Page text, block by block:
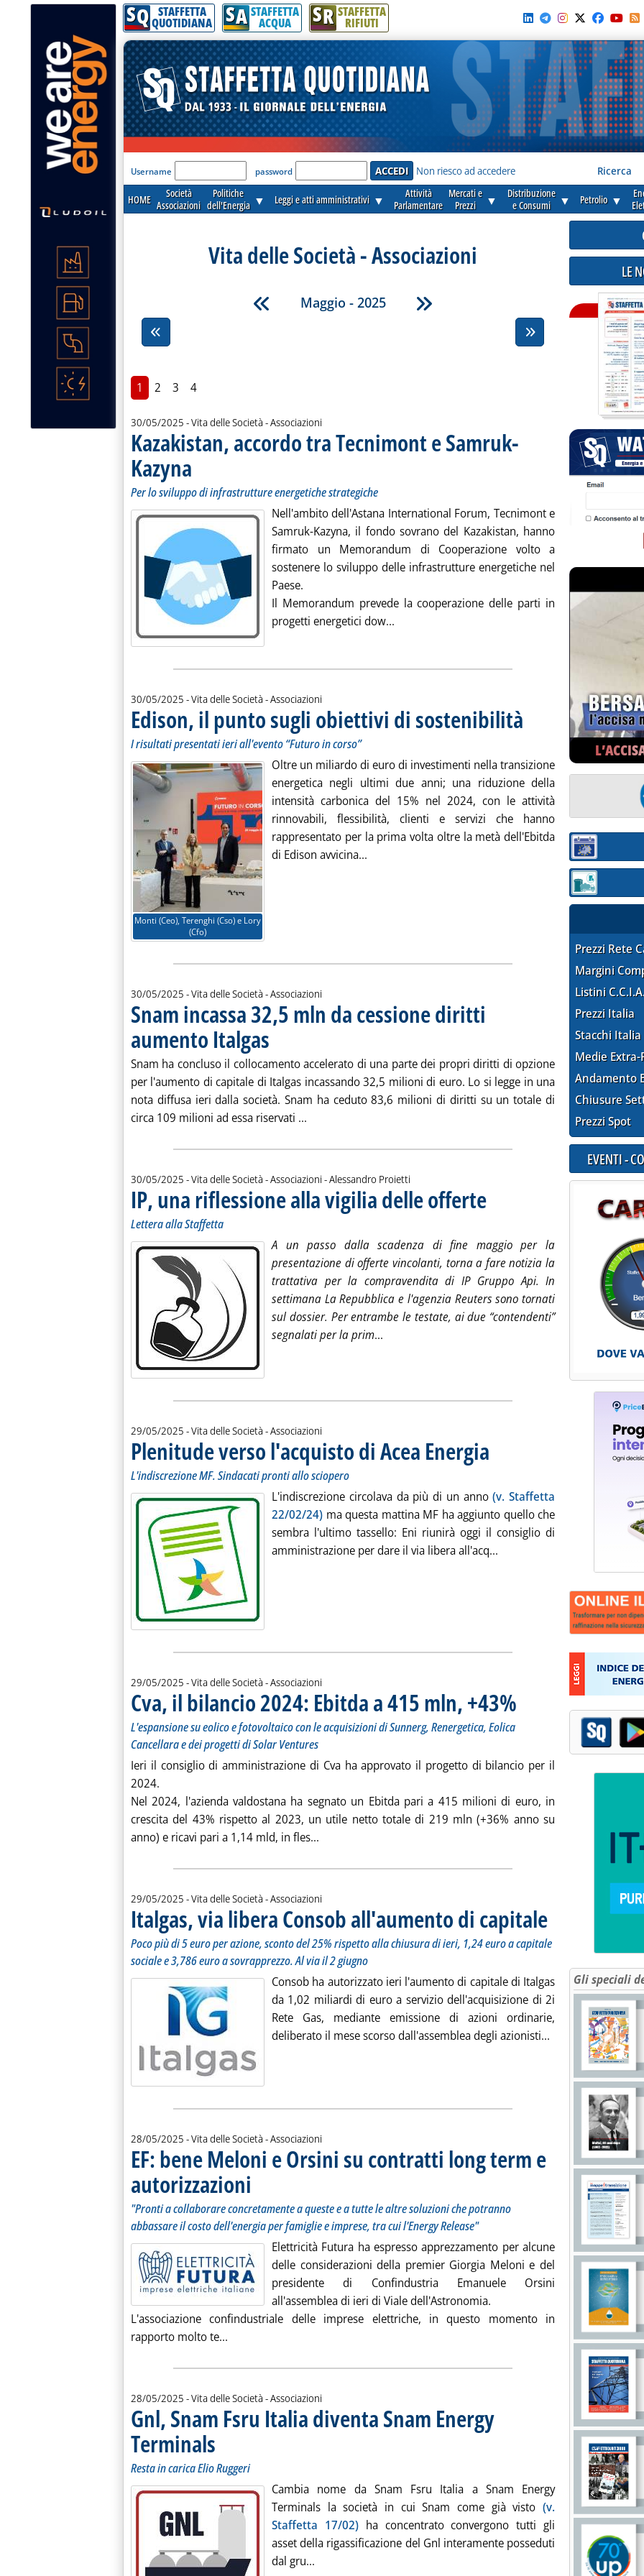
SQ STAFFETTA
QUOTIDIANA SA STAFFETTA
ACQUA SR STAFFETTA
RIFIUTI
'Modulo Login per accedere'
Username password Non riesco ad accedere Ricerca
HOME
Società
Associazioni
Politiche
dell'Energia ▼ Leggi e atti amministrativi ▼
Attività
Parlamentare
Mercati e
Prezzi
▼
Distribuzione
e Consumi
▼ Petrolio ▼
Vita delle Società - Associazioni
Maggio - 2025
1 2 3 4
30/05/2025 - Vita delle Società - Associazioni
Kazakistan, accordo tra Tecnimont e Samruk-
Kazyna
Per lo sviluppo di infrastrutture energetiche strategiche
Nell'ambito dell'Astana International Forum, Tecnimont e
Samruk-Kazyna, il fondo sovrano del Kazakistan, hanno
firmato un Memorandum di Cooperazione volto a
sostenere lo sviluppo delle infrastrutture energetiche nel
Paese.
Il Memorandum prevede la cooperazione delle parti in
progetti energetici dow... Leggi tutta la notizia: 'Kazakistan, accordo tra
30/05/2025 - Vita delle Società - Associazioni
Edison, il punto sugli obiettivi di sostenibilità . Sottotitolo: I risultati presentati
. Pubblicata venerdì 30 maggio
I risultati presentati ieri all'evento “Futuro in corso”
Monti (Ceo), Terenghi (Cso) e Lory
(Cfo)
Oltre un miliardo di euro di investimenti nella transizione
energetica negli ultimi due anni; una riduzione della
intensità carbonica del 15% nel 2024, con le attività
rinnovabili, flessibilità, clienti e servizi che hanno
rappresentato per la prima volta oltre la metà dell'Ebitda
di Edison avvicina... Leggi tutta la notizia: 'Edison, il punto sugli obiettivi
30/05/2025 - Vita delle Società - Associazioni
Snam incassa 32,5 mln da cessione diritti
aumento Italgas
Snam ha concluso il collocamento accelerato di una parte dei propri diritti di opzione
per l'aumento di capitale di Italgas incassando 32,5 milioni di euro. Lo si legge in una
nota diffusa ieri dalla società. Snam ha ceduto 83,6 milioni di diritti su un totale di
circa 109 milioni ad essa riservati ... Leggi tutta la notizia: 'Snam incassa 32,5 mln da cessione diritti
30/05/2025 - Vita delle Società - Associazioni -di:
Alessandro Proietti
IP, una riflessione alla vigilia delle offerte
Lettera alla Staffetta
A un passo dalla scadenza di fine maggio per la
presentazione di offerte vincolanti, torna a fare notizia la
trattativa per la compravendita di IP Gruppo Api. In
settimana La Repubblica e l'agenzia Reuters sono tornati
sul dossier. Per entrambe le testate, ai due “contendenti”
segnalati per la prim... Leggi tutta la notizia: 'IP, una riflessione alla
29/05/2025 - Vita delle Società - Associazioni
Plenitude verso l'acquisto di Acea Energia . Sottotitolo: L'indiscrezione MF. Sindacati
. Pubblicata giovedì 29 maggio 2025 alle
L'indiscrezione MF. Sindacati pronti allo sciopero
L'indiscrezione circolava da più di un anno(v. Staffetta
22/02/24) ma questa mattina MF ha aggiunto quello che
sembra l'ultimo tassello: Eni riunirà oggi il consiglio di
amministrazione per dare il via libera all'acq... Leggi tutta la notizia:
29/05/2025 - Vita delle Società - Associazioni
Cva, il bilancio 2024: Ebitda a 415 mln, +43% . Sottotitolo: L'espansione su
. Pubblicata giovedì 29 maggio 2025
L'espansione su eolico e fotovoltaico con le acquisizioni di Sunnerg, Renergetica, Eolica
Cancellara e dei progetti di Solar Ventures
Ieri il consiglio di amministrazione di Cva ha approvato il progetto di bilancio per il
2024.
Nel 2024, l'azienda valdostana ha segnato un Ebitda pari a 415 milioni di euro, in
crescita del 43% rispetto al 2023, un utile netto totale di 219 mln (+36% anno su
anno) e ricavi pari a 1,14 mld, in fles... Leggi tutta la notizia: 'Cva, il bilancio 2024: Ebitda a 415 mln,
29/05/2025 - Vita delle Società - Associazioni
Italgas, via libera Consob all'aumento di capitale . Sottotitolo: Poco più di
. Pubblicata giovedì 29
Poco più di 5 euro per azione, sconto del 25% rispetto alla chiusura di ieri, 1,24 euro a capitale
sociale e 3,786 euro a sovrapprezzo. Al via il 2 giugno
Consob ha autorizzato ieri l'aumento di capitale di Italgas
da 1,02 miliardi di euro a servizio dell'acquisizione di 2i
Rete Gas, mediante emissione di azioni ordinarie,
deliberato il mese scorso dall'assemblea degli azionisti... Leggi tutta la
28/05/2025 - Vita delle Società - Associazioni
EF: bene Meloni e Orsini su contratti long term e
autorizzazioni . Sottotitolo: "Pronti a collaborare concretamente a queste e a tutte le altre soluzioni che potranno abbassare il
"Pronti a collaborare concretamente a queste e a tutte le altre soluzioni che potranno
abbassare il costo dell'energia per famiglie e imprese, tra cui l'Energy Release"
Elettricità Futura ha espresso apprezzamento per alcune
delle considerazioni della premier Giorgia Meloni e del
presidente di Confindustria Emanuele Orsini
all'assemblea di ieri di Viale dell'Astronomia.
L'associazione confindustriale delle imprese elettriche, in questo momento in
rapporto molto te... Leggi tutta la notizia: 'EF: bene Meloni e Orsini su contratti long term e
28/05/2025 - Vita delle Società - Associazioni
Gnl, Snam Fsru Italia diventa Snam Energy
Terminals
Resta in carica Elio Ruggeri
Cambia nome da Snam Fsru Italia a Snam Energy
Terminals la società in cui Snam come già visto (v.
Staffetta 17/02)ha concentrato convergono tutti gli
asset della rigassificazione del Gnl interamente posseduti
dal gru... Leggi tutta la notizia: 'Gnl, Snam Fsru Italia diventa Snam
LE
Sezione:
Sezione:
Prezzi Rete
Margini
Listini
Prezzi Italia
Stacchi Italia
Medie Extra-
Andamento
Chiusure
Prezzi Spot
EVENTI -
Gli speciali